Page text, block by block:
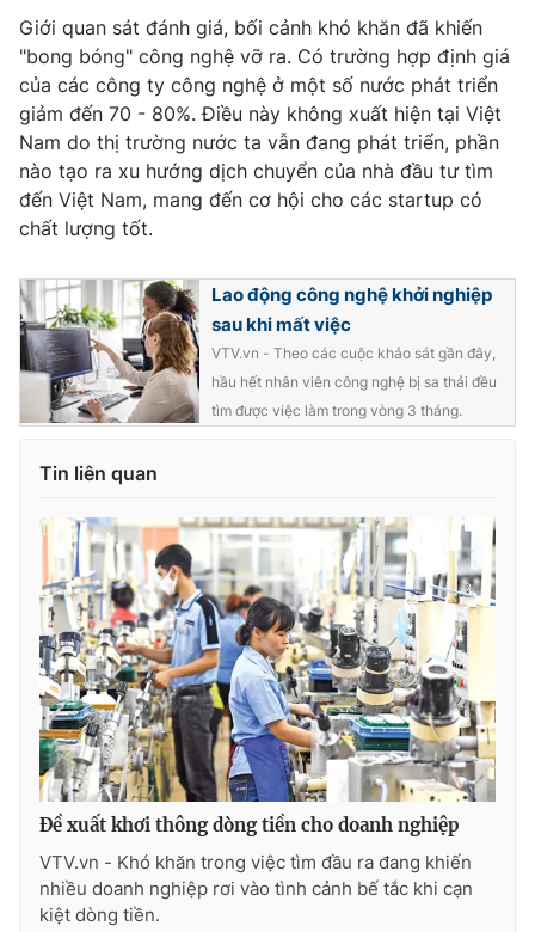
Giới quan sát đánh giá, bối cảnh khó khăn đã khiến
"bong bóng" công nghệ vỡ ra. Có trường hợp định giá
của các công ty công nghệ ở một số nước phát triển
giảm đến 70 - 80%. Điều này không xuất hiện tại Việt
Nam do thị trường nước ta vẫn đang phát triển, phần
nào tạo ra xu hướng dịch chuyển của nhà đầu tư tìm
đến Việt Nam, mang đến cơ hội cho các startup có
chất lượng tốt.
Lao động công nghệ khởi nghiệp
sau khi mất việc
VTV.vn - Theo các cuộc khảo sát gần đây,
hầu hết nhân viên công nghệ bị sa thải đều
tìm được việc làm trong vòng 3 tháng.
Tin liên quan
Đề xuất khơi thông dòng tiền cho doanh nghiệp
VTV.vn - Khó khăn trong việc tìm đầu ra đang khiến
nhiều doanh nghiệp rơi vào tình cảnh bế tắc khi cạn
kiệt dòng tiền.